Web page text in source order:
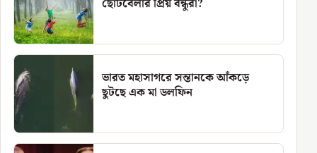
ছোটবেলার প্রিয় বন্ধুরা?
ভারত মহাসাগরে সন্তানকে আঁকড়ে
ছুটছে এক মা ডলফিন